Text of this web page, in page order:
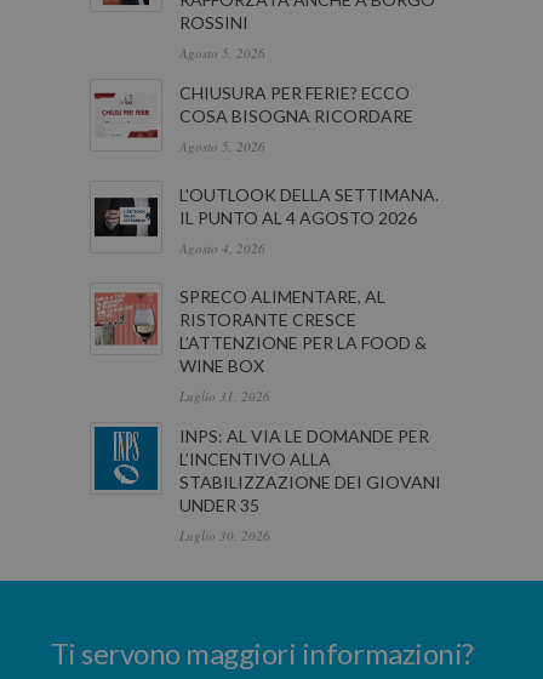
ROSSINI
Agosto 5, 2026
CHIUSURA PER FERIE? ECCO
COSA BISOGNA RICORDARE
Agosto 5, 2026
L'OUTLOOK DELLA SETTIMANA.
IL PUNTO AL 4 AGOSTO 2026
Agosto 4, 2026
SPRECO ALIMENTARE, AL
RISTORANTE CRESCE
L’ATTENZIONE PER LA FOOD &
WINE BOX
Luglio 31, 2026
INPS: AL VIA LE DOMANDE PER
L’INCENTIVO ALLA
STABILIZZAZIONE DEI GIOVANI
UNDER 35
Luglio 30, 2026
Ti servono maggiori informazioni?